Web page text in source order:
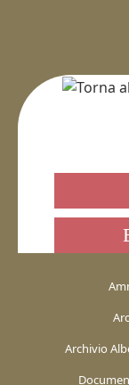
Archivio